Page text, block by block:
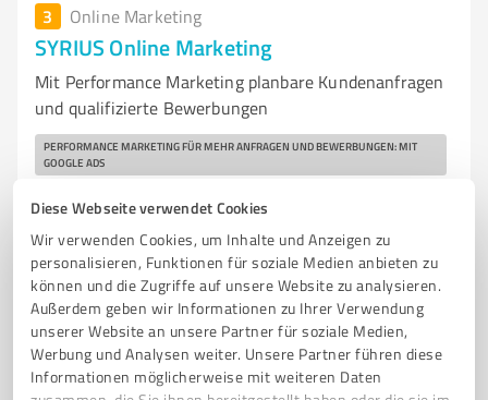
Diese Webseite verwendet Cookies
Wir verwenden Cookies, um Inhalte und Anzeigen zu
personalisieren, Funktionen für soziale Medien anbieten zu
können und die Zugriffe auf unsere Website zu analysieren.
Außerdem geben wir Informationen zu Ihrer Verwendung
unserer Website an unsere Partner für soziale Medien,
Werbung und Analysen weiter. Unsere Partner führen diese
Informationen möglicherweise mit weiteren Daten
3 Online Marketing
SYRIUS Online Marketing
Mit Performance Marketing planbare Kundenanfragen
und qualifizierte Bewerbungen
PERFORMANCE MARKETING FÜR MEHR ANFRAGEN UND BEWERBUNGEN: MIT
GOOGLE ADS
Zehntwiesenstraße 44A, 76275 Ettlingen
Tel. +49 176 57878067
anfrageprovenexpert@syrius-online-marketing.de
www.syrius-online-marketing.de/